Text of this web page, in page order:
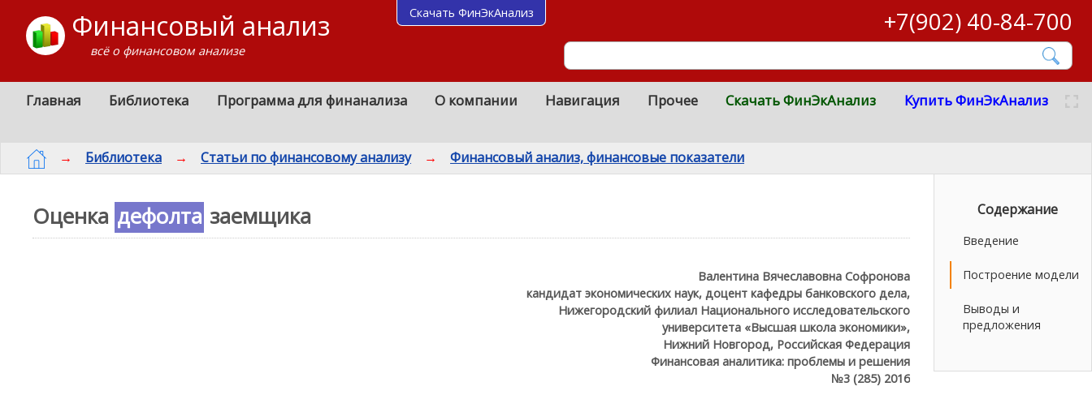
Финансовый анализ
всё о финансовом анализе
+7(902) 40-84-700
Главная Библиотека Программа для финанализа О компании Навигация Прочее Скачать ФинЭкАнализ Купить ФинЭкАнализ
→ Библиотека → Статьи по финансовому анализу → Финансовый анализ, финансовые показатели
Оценка дефолта заемщика
Валентина Вячеславовна Софронова
кандидат экономических наук, доцент кафедры банковского дела,
Нижегородский филиал Национального исследовательского
университета «Высшая школа экономики»,
Нижний Новгород, Российская Федерация
Финансовая аналитика: проблемы и решения
№3 (285) 2016
Содержание
Введение
Построение модели
Выводы и
предложения
Скачать ФинЭкАнализ